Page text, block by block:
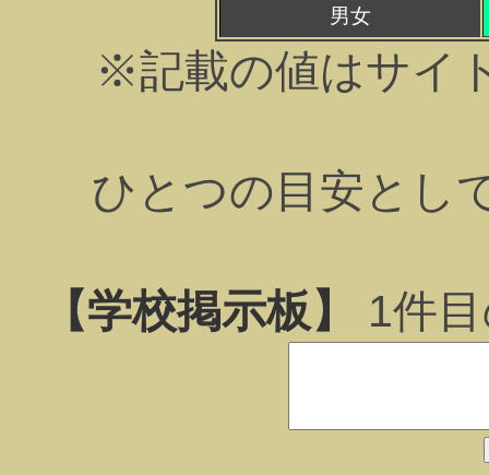
男女
※記載の値はサイ
ひとつの目安とし
【学校掲示板】 1件